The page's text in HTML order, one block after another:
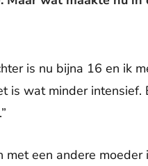
is nu bijna 16 en ik
is wat minder intensief.
een andere moeder